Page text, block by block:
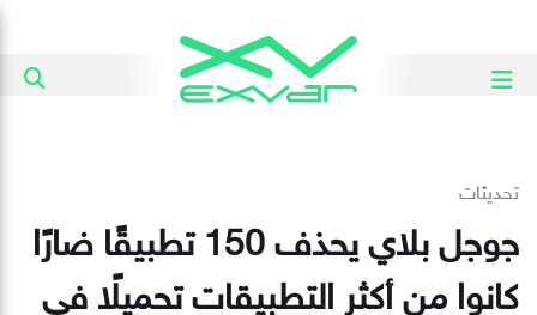
تحديثات
جوجل بلاي يحذف 150 تطبيقًا ضارًا
كانوا من أكثر التطبيقات تحميلًا في